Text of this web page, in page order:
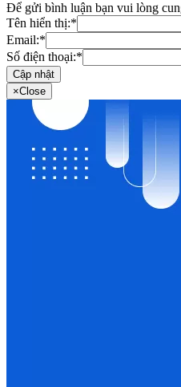
Để gửi bình luận bạn vui lòng
Tên hiển thị:*
Email:*
Số điện thoại:*
Cập nhật
×Close